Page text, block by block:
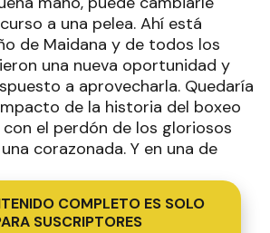
a una pelea. Ahí está
de Maidana y de todos los
una nueva oportunidad y
a aprovecharla. Quedaría
de la historia del boxeo
el perdón de los gloriosos
corazonada. Y en una de
COMPLETO ES SOLO
SUSCRIPTORES